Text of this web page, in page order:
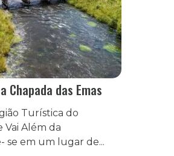
Chapada das Emas
Turística do
Vai Além da
se em um lugar de...